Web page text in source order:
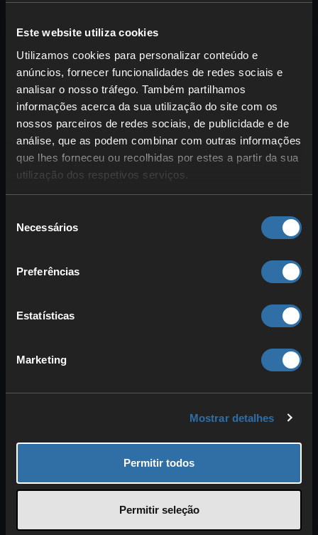
Este website utiliza cookies
Utilizamos cookies para personalizar conteúdo e
anúncios, fornecer funcionalidades de redes sociais e
analisar o nosso tráfego. Também partilhamos
informações acerca da sua utilização do site com os
nossos parceiros de redes sociais, de publicidade e de
análise, que as podem combinar com outras informações
que lhes forneceu ou recolhidas por estes a partir da sua
utilização dos respetivos serviços.
Necessários
Preferências
Estatísticas
Marketing
Mostrar detalhes
Permitir todos
Permitir seleção
Coloque a lama sobre os funis. Encha a
de açúcar possa crescer.
Agora vamos cuidar do Redstone, que
fileira de blocos sobre a água e atrás
acima da fonte de água. A cabeça de
atrás dos pistões. Eles irão transmitir o
sinal. Uma fonte direta não é necessária,
pois o observador cuidará disso. Esse
componente de Redstone legal reage a